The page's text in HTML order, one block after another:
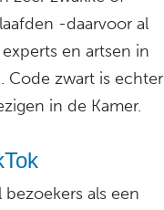
-daarvoor al
experts en artsen in
Code zwart is echter
in de Kamer.
als een